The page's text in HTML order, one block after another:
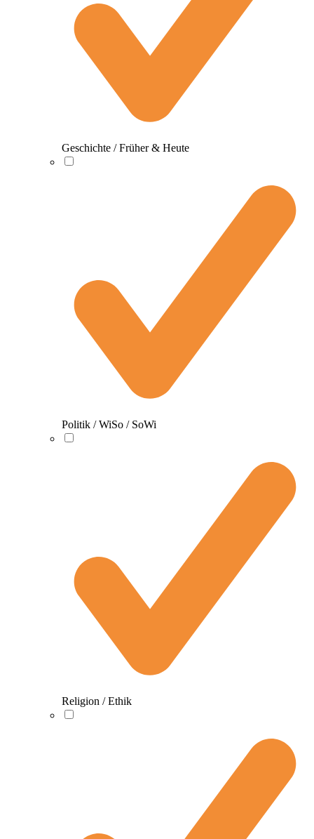
Geschichte / Früher & Heute
Politik / WiSo / SoWi
Religion / Ethik